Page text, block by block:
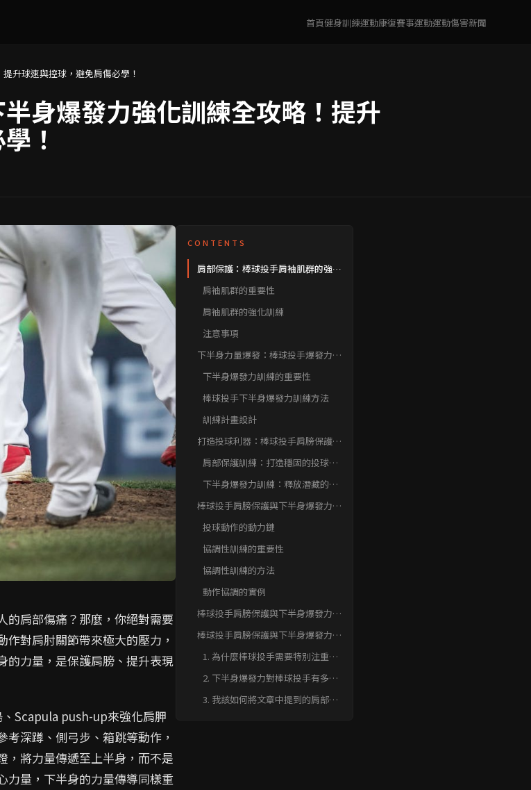
首頁健身訓練運動康復賽事運動運動傷害新聞
升球速與控球，避免肩傷必學！
身爆發力強化訓練全攻略！提升
！
的肩部傷痛？那麼，你絕對需要
對肩肘關節帶來極大的壓力，
的力量，是保護肩膀、提升表現
Scapula push-up來強化肩胛
深蹲、側弓步、箱跳等動作，
，將力量傳遞至上半身，而不是
力量，下半身的力量傳導同樣重
CONTENTS
肩部保護：棒球投手肩袖肌群的強化
肩袖肌群的重要性
肩袖肌群的強化訓練
注意事項
下半身力量爆發：棒球投手爆發力訓
下半身爆發力訓練的重要性
棒球投手下半身爆發力訓練方法
訓練計畫設計
打造投球利器：棒球投手肩膀保護與
肩部保護訓練：打造穩固的投球基
下半身爆發力訓練：釋放潛藏的投
棒球投手肩膀保護與下半身爆發力強
投球動作的動力鏈
協調性訓練的重要性
協調性訓練的方法
動作協調的實例
棒球投手肩膀保護與下半身爆發力強
棒球投手肩膀保護與下半身爆發力強
1. 為什麼棒球投手需要特別注重肩
2. 下半身爆發力對棒球投手有多重
3. 我該如何將文章中提到的肩部保